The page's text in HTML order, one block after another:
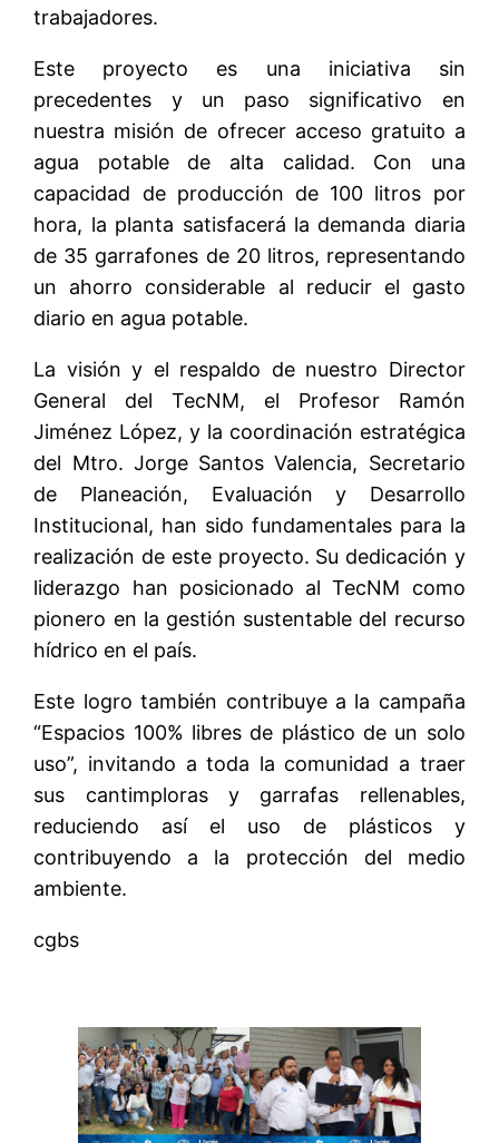
trabajadores.
Este proyecto es una iniciativa sin
precedentes y un paso significativo en
nuestra misión de ofrecer acceso gratuito a
agua potable de alta calidad. Con una
capacidad de producción de 100 litros por
hora, la planta satisfacerá la demanda diaria
de 35 garrafones de 20 litros, representando
un ahorro considerable al reducir el gasto
diario en agua potable.
La visión y el respaldo de nuestro Director
General del TecNM, el Profesor Ramón
Jiménez López, y la coordinación estratégica
del Mtro. Jorge Santos Valencia, Secretario
de Planeación, Evaluación y Desarrollo
Institucional, han sido fundamentales para la
realización de este proyecto. Su dedicación y
liderazgo han posicionado al TecNM como
pionero en la gestión sustentable del recurso
hídrico en el país.
Este logro también contribuye a la campaña
“Espacios 100% libres de plástico de un solo
uso”, invitando a toda la comunidad a traer
sus cantimploras y garrafas rellenables,
reduciendo así el uso de plásticos y
contribuyendo a la protección del medio
ambiente.
cgbs